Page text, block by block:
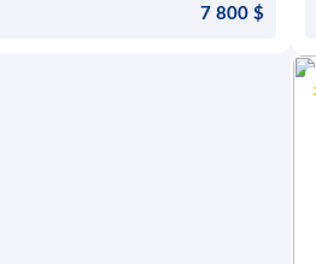
прохання не турбувати7 800 $